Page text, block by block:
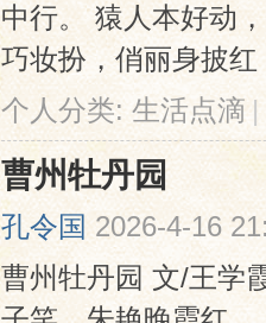
中行。 猿人本好动
巧妆扮，俏丽身披
个人分类: 生活点滴 |
曹州牡丹园
孔令国 2026-4-16
曹州牡丹园 文/王学